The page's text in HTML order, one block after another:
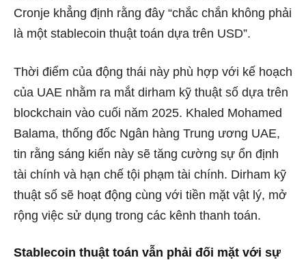
Cronje khẳng định rằng đây “chắc chắn không phải
là một stablecoin thuật toán dựa trên USD”.
Thời điểm của động thái này phù hợp với kế hoạch
của UAE nhằm ra mắt dirham kỹ thuật số dựa trên
blockchain vào cuối năm 2025. Khaled Mohamed
Balama, thống đốc Ngân hàng Trung ương UAE,
tin rằng sáng kiến ​​này sẽ tăng cường sự ổn định
tài chính và hạn chế tội phạm tài chính. Dirham kỹ
thuật số sẽ hoạt động cùng với tiền mặt vật lý, mở
rộng việc sử dụng trong các kênh thanh toán.
Stablecoin thuật toán vẫn phải đối mặt với sự